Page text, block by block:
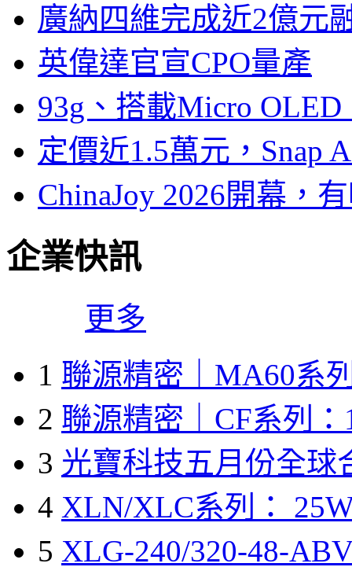
廣納四維完成近2億元
英偉達官宣CPO量產
93g、搭載Micro
定價近1.5萬元，Snap
ChinaJoy 2026開幕，
企業快訊
更多
1 聯源精密｜MA60系
2 聯源精密｜CF系列：
3 光寶科技五月份全球
4 XLN/XLC系列：
5 XLG-240/320-48-